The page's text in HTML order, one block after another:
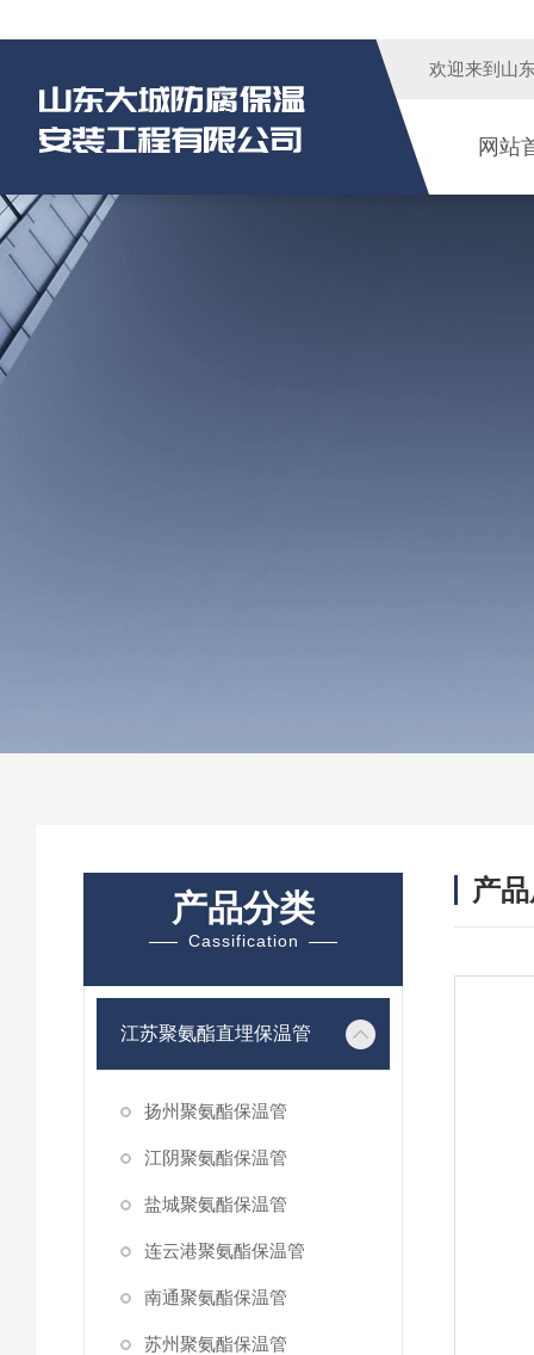
欢迎来到 山
网站
产品分类
Cassification
江苏聚氨酯直埋保温管
扬州聚氨酯保温管
江阴聚氨酯保温管
盐城聚氨酯保温管
连云港聚氨酯保温管
南通聚氨酯保温管
苏州聚氨酯保温管
产